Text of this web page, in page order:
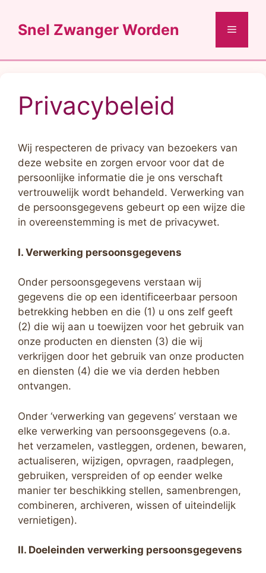
naarSnel Zwanger Worden Menu
Privacybeleid
Wij respecteren de privacy van bezoekers van
deze website en zorgen ervoor voor dat de
persoonlijke informatie die je ons verschaft
vertrouwelijk wordt behandeld. Verwerking van
de persoonsgegevens gebeurt op een wijze die
in overeenstemming is met de privacywet.
I. Verwerking persoonsgegevens
Onder persoonsgegevens verstaan wij
gegevens die op een identificeerbaar persoon
betrekking hebben en die (1) u ons zelf geeft
(2) die wij aan u toewijzen voor het gebruik van
onze producten en diensten (3) die wij
verkrijgen door het gebruik van onze producten
en diensten (4) die we via derden hebben
ontvangen.
Onder ‘verwerking van gegevens’ verstaan we
elke verwerking van persoonsgegevens (o.a.
het verzamelen, vastleggen, ordenen, bewaren,
actualiseren, wijzigen, opvragen, raadplegen,
gebruiken, verspreiden of op eender welke
manier ter beschikking stellen, samenbrengen,
combineren, archiveren, wissen of uiteindelijk
vernietigen).
II. Doeleinden verwerking persoonsgegevens